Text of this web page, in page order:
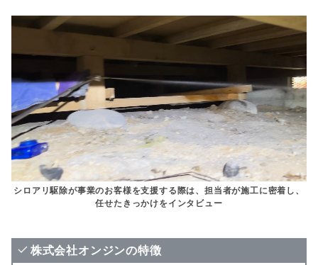
シロアリ駆除が事業のお客様を支援する際は、担当者が施工に密着し、
任せたきっかけをインタビュー
株式会社オンジンの特徴